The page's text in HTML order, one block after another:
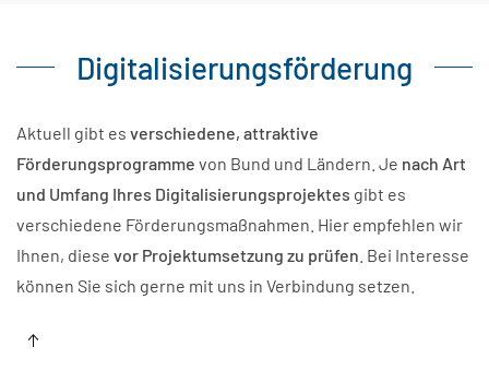
Digitalisierungsförderung
Aktuell gibt es verschiedene, attraktive
Förderungsprogramme von Bund und Ländern. Je nach Art
und Umfang Ihres Digitalisierungsprojektes gibt es
verschiedene Förderungsmaßnahmen. Hier empfehlen wir
Ihnen, diese vor Projektumsetzung zu prüfen . Bei Interesse
können Sie sich gerne mit uns in Verbindung setzen.